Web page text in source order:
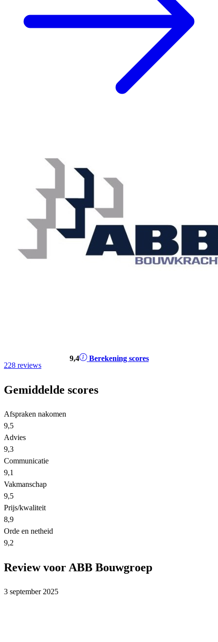
9,4
Berekening scores
228 reviews
Gemiddelde scores
Afspraken nakomen
9,5
Advies
9,3
Communicatie
9,1
Vakmanschap
9,5
Prijs/kwaliteit
8,9
Orde en netheid
9,2
Review voor ABB Bouwgroep
3 september 2025